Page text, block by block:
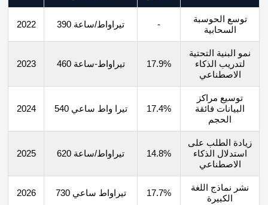
2022 390 تيراواط/ساعة -
توسع الحوسبة
السحابية
2023 460 تيراواط-ساعة 17.9%
نمو البنية التحتية
لتدريب الذكاء
الاصطناعي
2024 540 تيرا واط ساعي 17.4%
توسيع مراكز
البيانات فائقة
الحجم
2025 620 تيراواط/ساعة 14.8%
زيادة الطلب على
استدلال الذكاء
الاصطناعي
2026 730 تيراواط ساعي 17.7%
نشر نماذج اللغة
الكبيرة